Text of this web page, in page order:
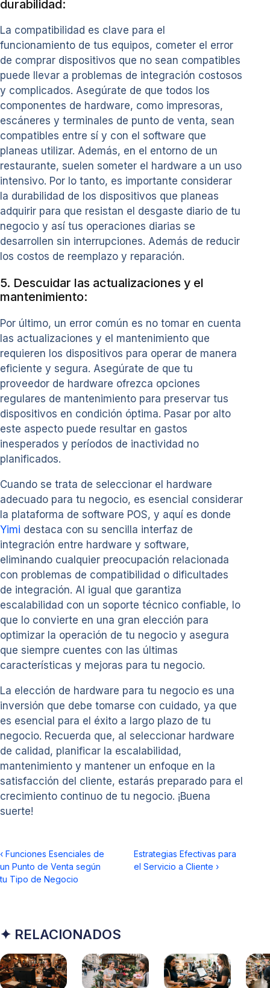
durabilidad:
La compatibilidad es clave para el
funcionamiento de tus equipos, cometer el error
de comprar dispositivos que no sean compatibles
puede llevar a problemas de integración costosos
y complicados. Asegúrate de que todos los
componentes de hardware, como impresoras,
escáneres y terminales de punto de venta, sean
compatibles entre sí y con el software que
planeas utilizar. Además, en el entorno de un
restaurante, suelen someter el hardware a un uso
intensivo. Por lo tanto, es importante considerar
la durabilidad de los dispositivos que planeas
adquirir para que resistan el desgaste diario de tu
negocio y así tus operaciones diarias se
desarrollen sin interrupciones. Además de reducir
los costos de reemplazo y reparación.
5. Descuidar las actualizaciones y el
mantenimiento:
Por último, un error común es no tomar en cuenta
las actualizaciones y el mantenimiento que
requieren los dispositivos para operar de manera
eficiente y segura. Asegúrate de que tu
proveedor de hardware ofrezca opciones
regulares de mantenimiento para preservar tus
dispositivos en condición óptima. Pasar por alto
este aspecto puede resultar en gastos
inesperados y períodos de inactividad no
planificados.
Cuando se trata de seleccionar el hardware
adecuado para tu negocio, es esencial considerar
la plataforma de software POS, y aquí es donde
Yimi destaca con su sencilla interfaz de
integración entre hardware y software,
eliminando cualquier preocupación relacionada
con problemas de compatibilidad o dificultades
de integración. Al igual que garantiza
escalabilidad con un soporte técnico confiable, lo
que lo convierte en una gran elección para
optimizar la operación de tu negocio y asegura
que siempre cuentes con las últimas
características y mejoras para tu negocio.
La elección de hardware para tu negocio es una
inversión que debe tomarse con cuidado, ya que
es esencial para el éxito a largo plazo de tu
negocio. Recuerda que, al seleccionar hardware
de calidad, planificar la escalabilidad,
mantenimiento y mantener un enfoque en la
satisfacción del cliente, estarás preparado para el
crecimiento continuo de tu negocio. ¡Buena
suerte!
‹ Funciones Esenciales de
un Punto de Venta según
tu Tipo de Negocio
Estrategias Efectivas para
el Servicio a Cliente ›
✦ RELACIONADOS